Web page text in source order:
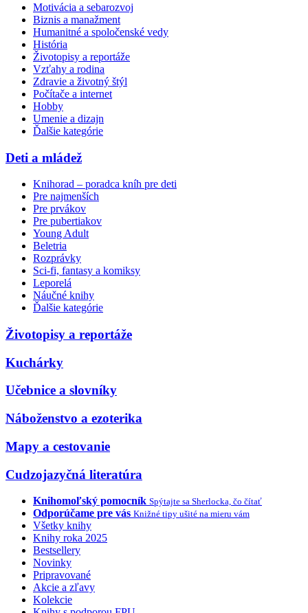
Motivácia a sebarozvoj
Biznis a manažment
Humanitné a spoločenské vedy
História
Životopisy a reportáže
Vzťahy a rodina
Zdravie a životný štýl
Počítače a internet
Hobby
Umenie a dizajn
Ďalšie kategórie
Deti a mládež
Knihorad – poradca kníh pre deti
Pre najmenších
Pre prvákov
Pre pubertiakov
Young Adult
Beletria
Rozprávky
Sci-fi, fantasy a komiksy
Leporelá
Náučné knihy
Ďalšie kategórie
Životopisy a reportáže
Kuchárky
Učebnice a slovníky
Náboženstvo a ezoterika
Mapy a cestovanie
Cudzojazyčná literatúra
Knihomoľský pomocník Spýtajte sa Sherlocka, čo čítať
Odporúčame pre vás Knižné tipy ušité na mieru vám
Všetky knihy
Knihy roka 2025
Bestsellery
Novinky
Pripravované
Akcie a zľavy
Kolekcie